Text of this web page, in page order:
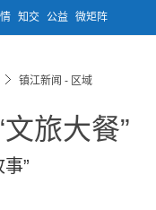
知交 公益 微矩阵
镇江新闻 - 区域
旅大餐”
”